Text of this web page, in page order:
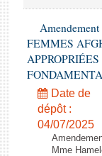
FEMMES
Date de
dépôt :
04/07/2025
Mme